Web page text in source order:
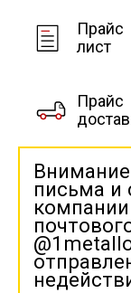
Прайс
лист
Прайс
письма и